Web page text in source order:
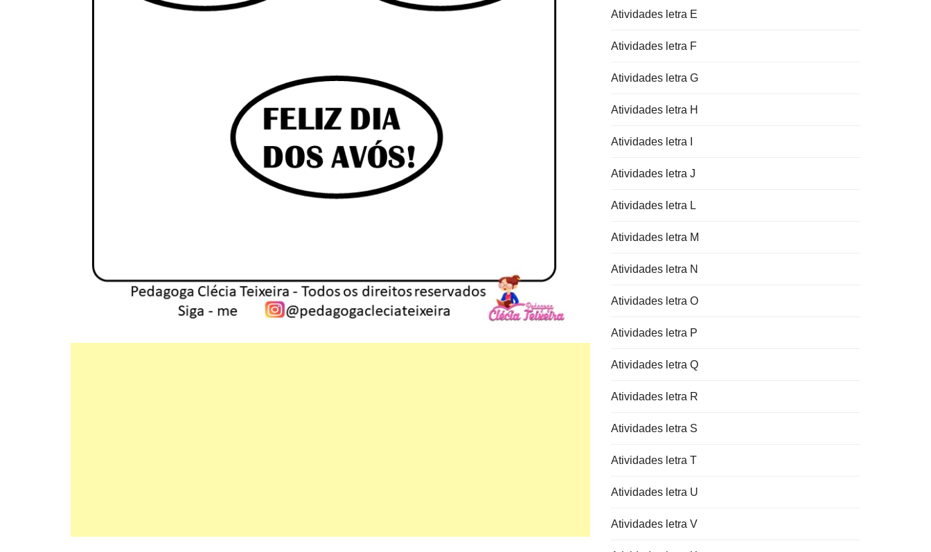
Atividades letra E
Atividades letra F
Atividades letra G
Atividades letra H
Atividades letra I
Atividades letra J
Atividades letra L
Atividades letra M
Atividades letra N
Atividades letra O
Atividades letra P
Atividades letra Q
Atividades letra R
Atividades letra S
Atividades letra T
Atividades letra U
Atividades letra V